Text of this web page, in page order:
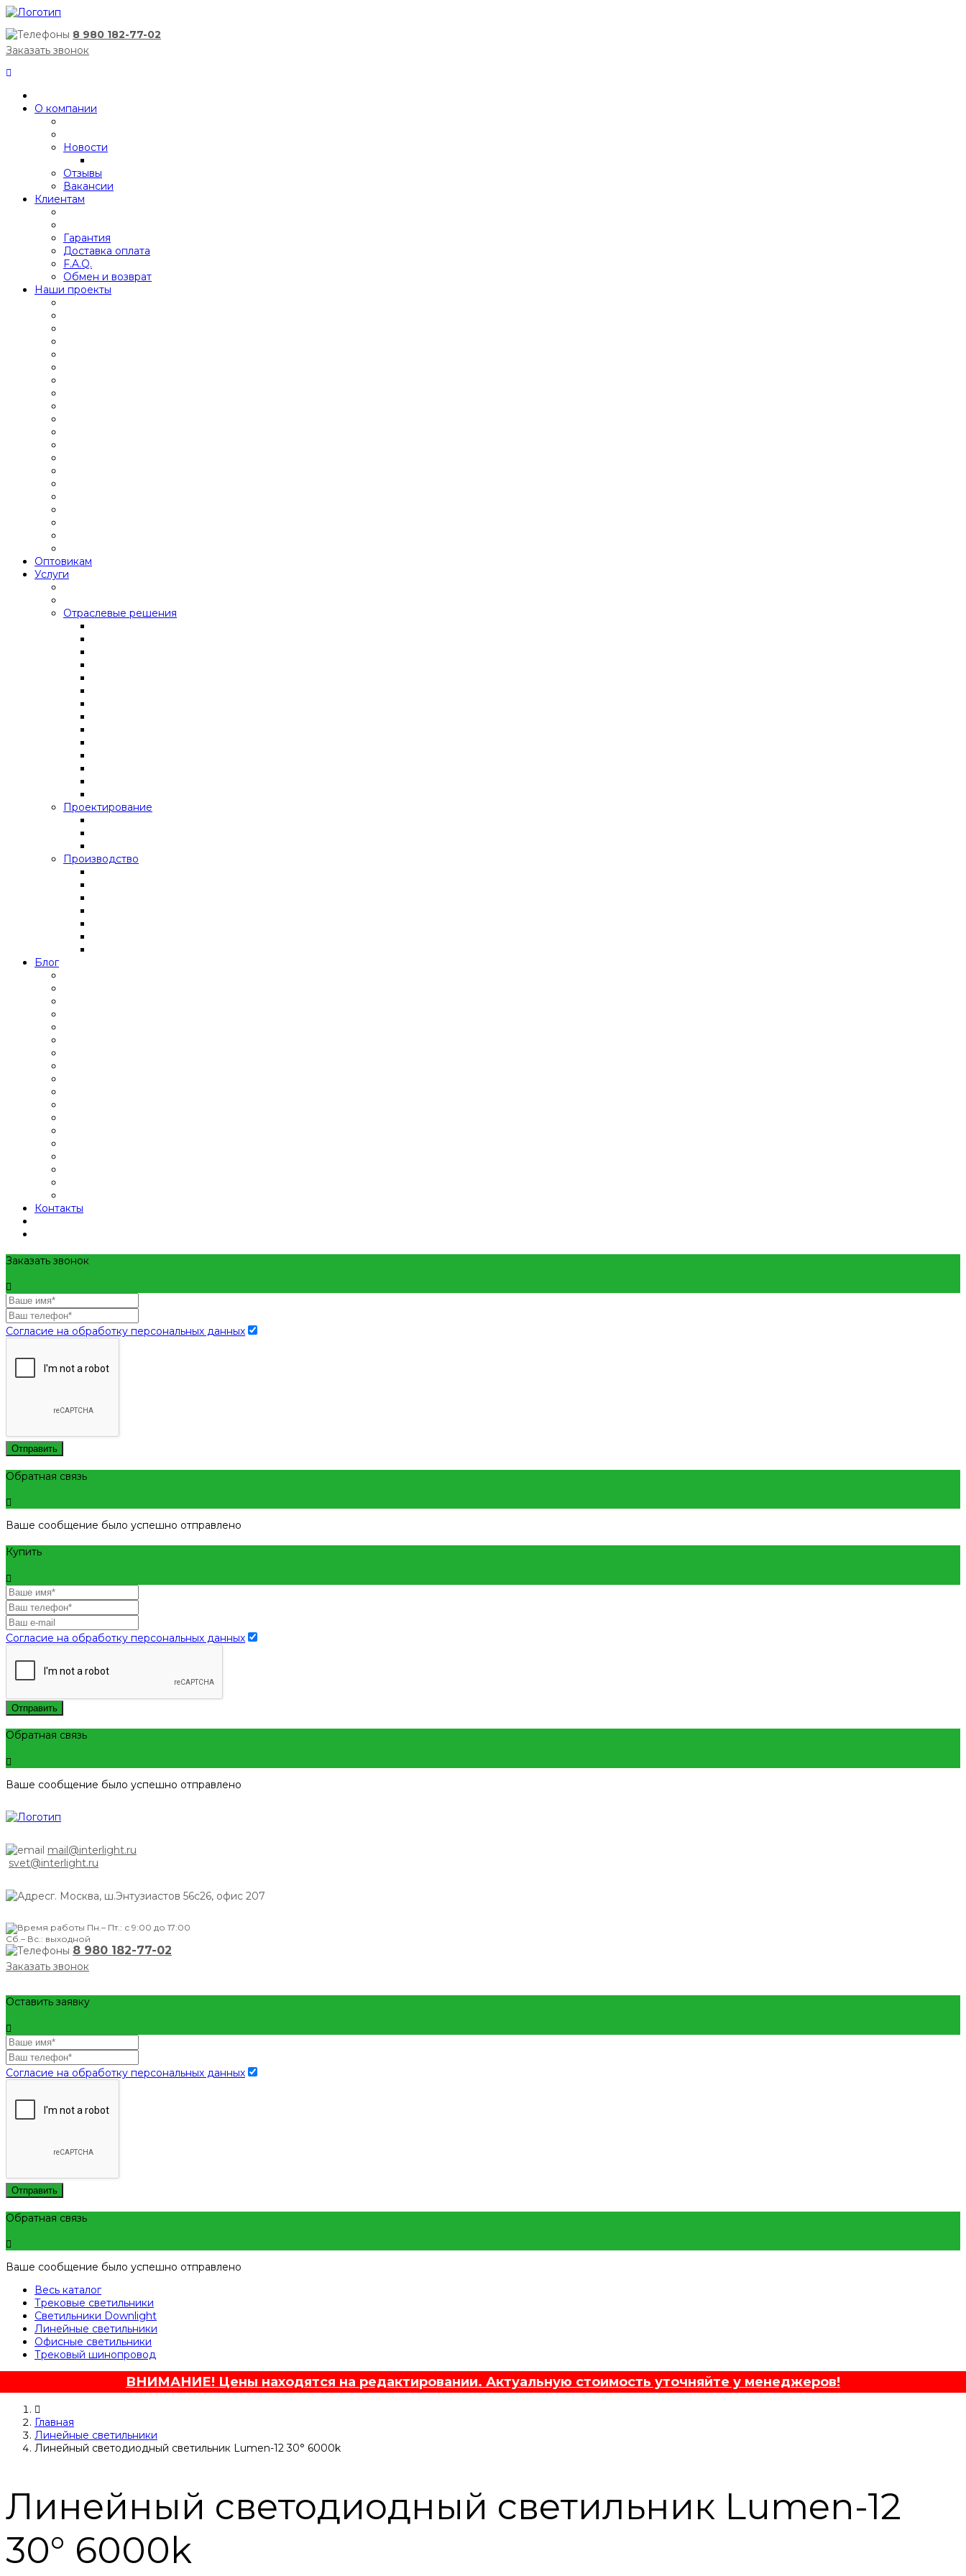
8 980 182-77-02
Заказать звонок
О компании
Новости
Отзывы
Вакансии
Клиентам
Гарантия
Доставка оплата
F.A.Q.
Обмен и возврат
Наши проекты
Оптовикам
Услуги
Отраслевые решения
Проектирование
Производство
Блог
Контакты
Заказать звонок
Согласие на обработку персональных данных
Отправить
Обратная связь
Ваше сообщение было успешно отправлено
Купить
Согласие на обработку персональных данных
Отправить
Обратная связь
Ваше сообщение было успешно отправлено
mail@interlight.ru
svet@interlight.ru
г. Москва, ш.Энтузиастов 56с26, офис 207
Пн.– Пт.: с 9:00 до 17:00
Сб.– Вс.: выходной
8 980 182-77-02
Заказать звонок
Оставить заявку
Согласие на обработку персональных данных
Отправить
Обратная связь
Ваше сообщение было успешно отправлено
Весь каталог
Трековые светильники
Светильники Downlight
Линейные светильники
Офисные светильники
Трековый шинопровод
ВНИМАНИЕ! Цены находятся на редактировании. Актуальную стоимость уточняйте у менеджеров!
Главная
Линейные светильники
Линейный светодиодный светильник Lumen-12 30° 6000k
Линейный светодиодный светильник Lumen-12
30° 6000k